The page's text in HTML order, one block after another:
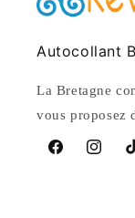
Autocollant
La Bretagne
vous proposez
FacebookInstagram